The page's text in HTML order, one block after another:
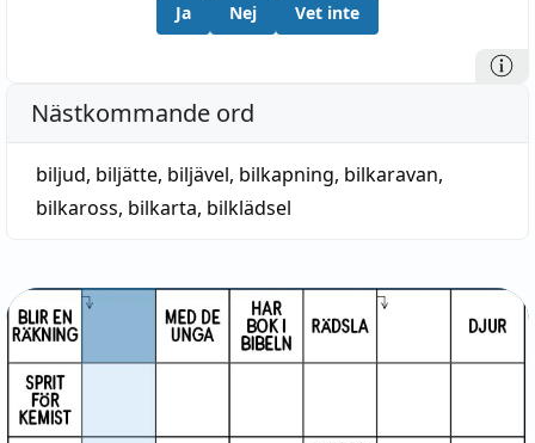
Ja Nej Vet inte
Nästkommande ord
biljud, biljätte, biljävel, bilkapning, bilkaravan,
bilkaross, bilkarta, bilklädsel